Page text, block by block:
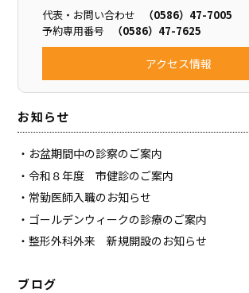
代表・お問い合わせ
（0586）47-7005
予約専用番号
（0586）47-7625
アクセス情報
お知らせ
お盆期間中の診察のご案内
令和８年度 市健診のご案内
常勤医師入職のお知らせ
ゴールデンウィークの診療のご案内
整形外科外来 新規開設のお知らせ
ブログ